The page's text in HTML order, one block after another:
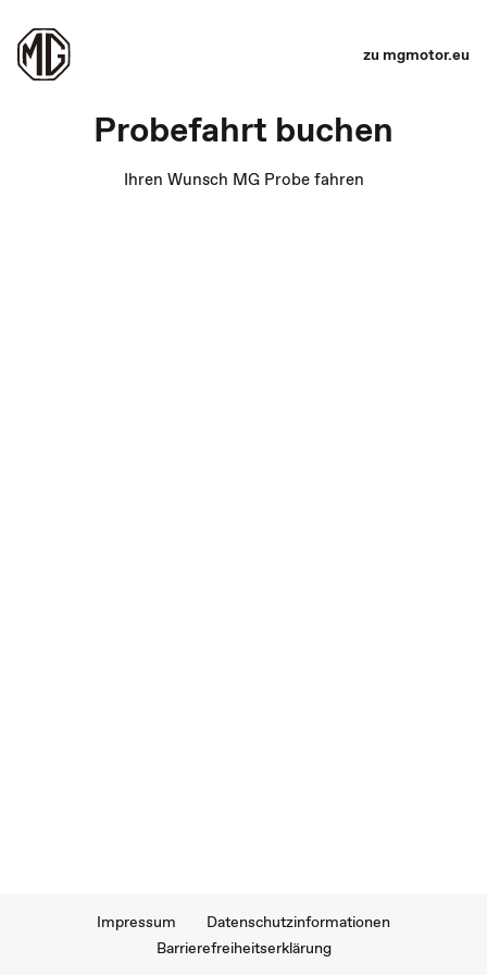
zu mgmotor.eu
Probefahrt buchen
Ihren Wunsch MG Probe fahren
Impressum
Datenschutzinformationen
Barrierefreiheitserklärung